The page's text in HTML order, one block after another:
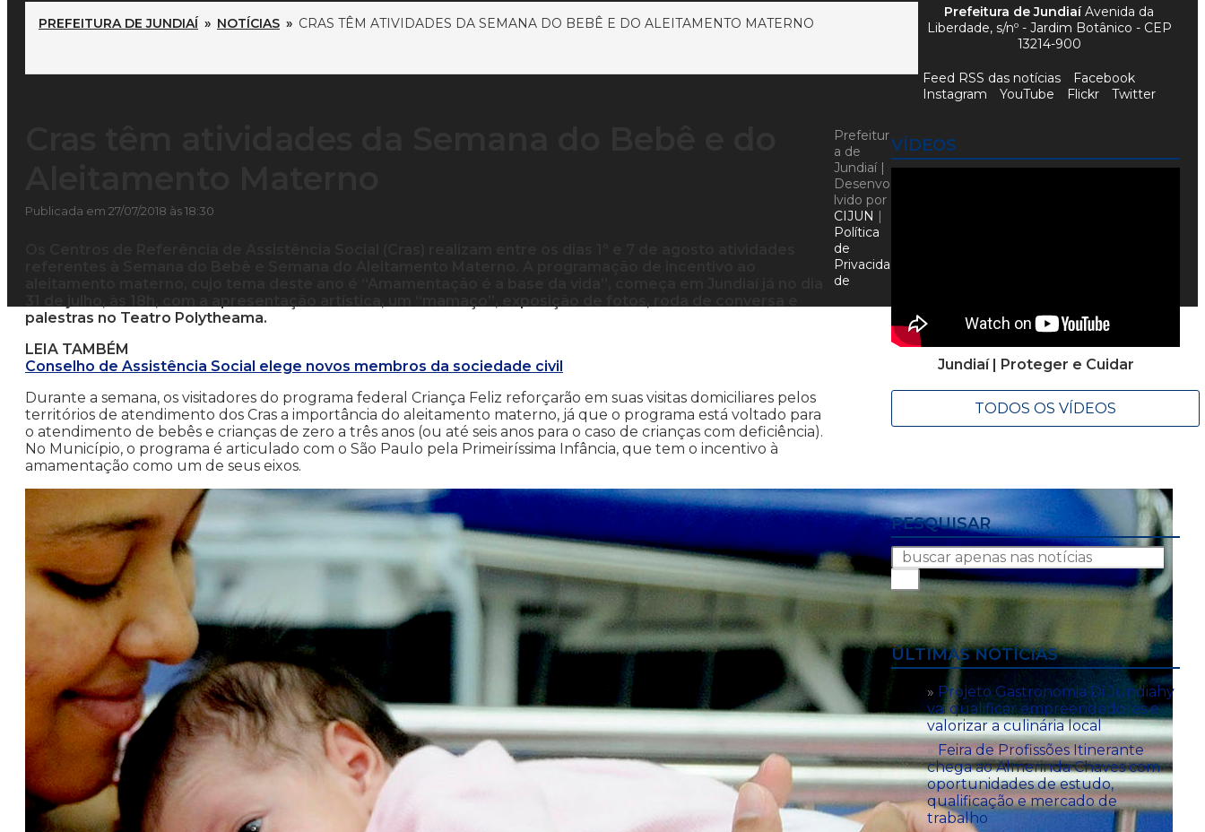
PREFEITURA DE JUNDIAÍ » NOTÍCIAS » CRAS TÊM ATIVIDADES DA SEMANA DO BEBÊ E DO ALEITAMENTO MATERNO
Publicada em 27/07/2018 às 18:30
palestras no Teatro Polytheama.
LEIA TAMBÉM
Conselho de Assistência Social elege novos membros da sociedade civil
Durante a semana, os visitadores do programa federal Criança Feliz reforçarão em suas visitas domiciliares pelos
territórios de atendimento dos Cras a importância do aleitamento materno, já que o programa está voltado para
o atendimento de bebês e crianças de zero a três anos (ou até seis anos para o caso de crianças com deficiência).
No Município, o programa é articulado com o São Paulo pela Primeiríssima Infância, que tem o incentivo à
amamentação como um de seus eixos.
VÍDEOS
Jundiaí | Proteger e Cuidar
TODOS OS VÍDEOS
PESQUISAR
ÚLTIMAS NOTÍCIAS
Projeto Gastronomia Di Jundiahy
vai qualificar empreendedores e
valorizar a culinária local
Feira de Profissões Itinerante
chega ao Almerinda Chaves com
oportunidades de estudo,
qualificação e mercado de
trabalho
Prefeitura de JundiaíAvenida da
Liberdade, s/nº - Jardim Botânico - CEP
13214-900
Feed RSS das notícias
Facebook
Instagram
YouTube Flickr Twitter
Prefeitur
a de
Jundiaí |
Desenvo
lvido por
CIJUN |
Política
de
Privacida
de